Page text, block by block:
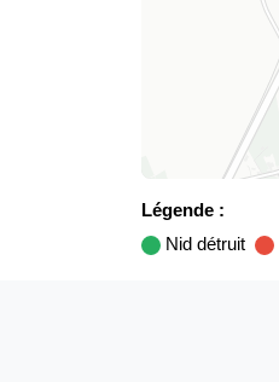
Légende :
Nid détruit